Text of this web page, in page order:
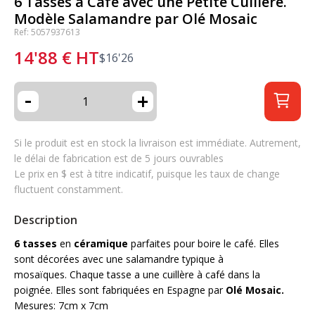
Modèle Salamandre par Olé Mosaic
Ref: 5057937613
14'88 € HT$16'26
- +
Si le produit est en stock la livraison est immédiate. Autrement,
le délai de fabrication est de 5 jours ouvrables
Le prix en $ est à titre indicatif, puisque les taux de change
fluctuent constamment.
Description
6 tasses en céramique parfaites pour boire le café. Elles
sont décorées avec une salamandre typique à
mosaïques. Chaque tasse a une cuillère à café dans la
poignée. Elles sont fabriquées en Espagne par Olé Mosaic.
Mesures: 7cm x 7cm